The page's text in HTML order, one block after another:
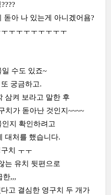
돋아 나 있는게 아니겠어욤?
ㅜㅜㅜㅜㅜㅜㅜㅜ
수도 있죠~
궁금하고.
삼켜 보라고 말한 후
치가 돋아난 것인지~~~~
지 확인하려고
대처를 했습니다.
치 ㅜㅜ
는 유치 뒷편으로
한,,,
고 결심한 영구치 두 개가